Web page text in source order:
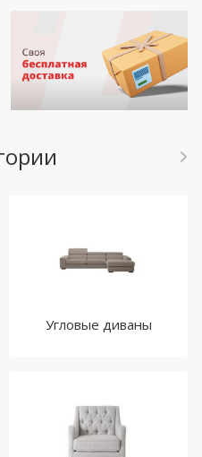
Угловые диваны